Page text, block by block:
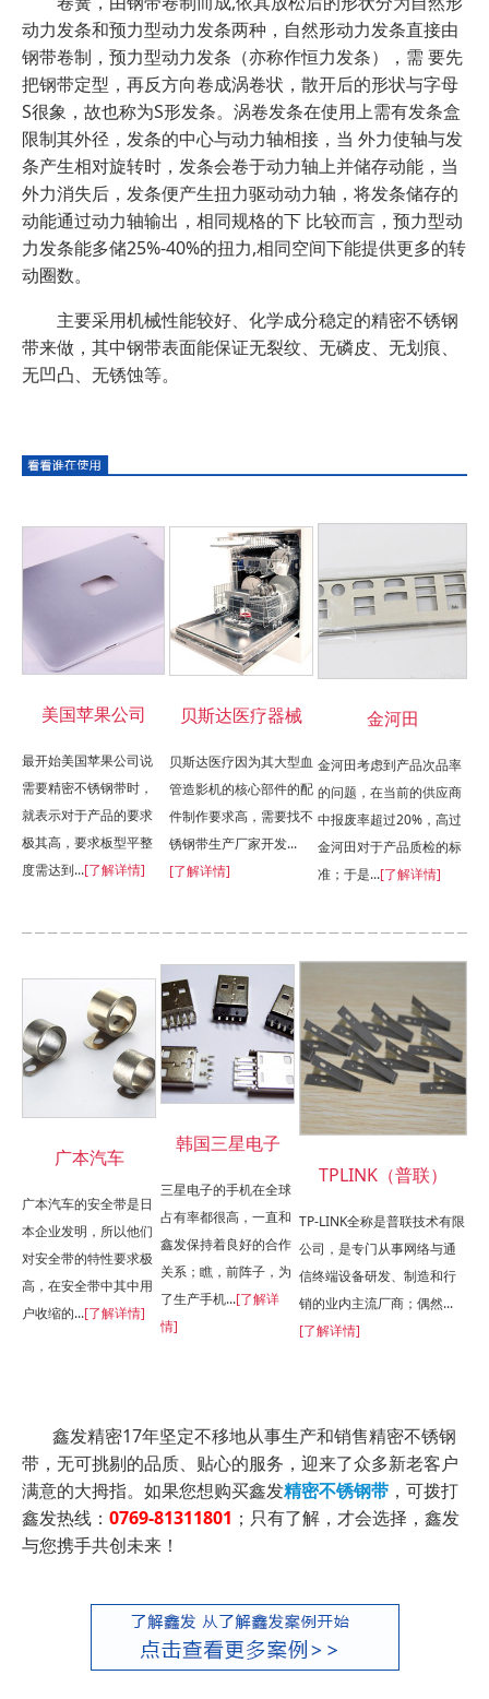
动力发条和预力型动力发条两种，自然形动力发条直接由
钢带卷制，预力型动力发条（亦称作恒力发条），需 要先
把钢带定型，再反方向卷成涡卷状，散开后的形状与字母
S很象，故也称为S形发条。涡卷发条在使用上需有发条盒
限制其外径，发条的中心与动力轴相接，当 外力使轴与发
条产生相对旋转时，发条会卷于动力轴上并储存动能，当
外力消失后，发条便产生扭力驱动动力轴，将发条储存的
动能通过动力轴输出，相同规格的下 比较而言，预力型动
力发条能多储25%-40%的扭力,相同空间下能提供更多的转
动圈数。
主要采用机械性能较好、化学成分稳定的精密不锈钢
带来做，其中钢带表面能保证无裂纹、无磷皮、无划痕、
无凹凸、无锈蚀等。
美国苹果公司
最开始美国苹果公司说
需要精密不锈钢带时，
就表示对于产品的要求
极其高，要求板型平整
度需达到...[了解详情]
贝斯达医疗器械
贝斯达医疗因为其大型血
管造影机的核心部件的配
件制作要求高，需要找不
锈钢带生产厂家开发...
[了解详情]
金河田
金河田考虑到产品次品率
的问题，在当前的供应商
中报废率超过20%，高过
金河田对于产品质检的标
准；于是...[了解详情]
广本汽车
广本汽车的安全带是日
本企业发明，所以他们
对安全带的特性要求极
高，在安全带中其中用
户收缩的...[了解详情]
韩国三星电子
三星电子的手机在全球
占有率都很高，一直和
鑫发保持着良好的合作
关系；瞧，前阵子，为
了生产手机...[了解详
情]
TPLINK（普联）
TP-LINK全称是普联技术有限
公司，是专门从事网络与通
信终端设备研发、制造和行
销的业内主流厂商；偶然...
[了解详情]
鑫发精密17年坚定不移地从事生产和销售精密不锈钢
带，无可挑剔的品质、贴心的服务，迎来了众多新老客户
满意的大拇指。如果您想购买鑫发精密不锈钢带 ，可拨打
鑫发热线： 0769-81311801 ；只有了解，才会选择，鑫发
与您携手共创未来！